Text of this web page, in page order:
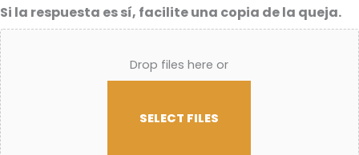
Si la respuesta es sí, facilite una copia de la queja.
Drop files here or
SELECT FILES